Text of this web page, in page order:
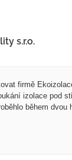
s.r.o.
firmě
izolace pod
během dvou